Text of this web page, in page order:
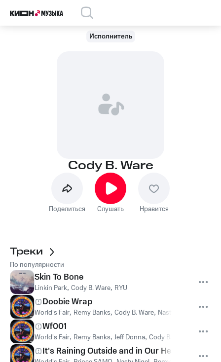
Исполнитель
Cody B. Ware
Поделиться Слушать Нравится
Треки
По популярности
Skin To Bone
Linkin Park, Cody B. Ware, RYU
Doobie Wrap
World's Fair, Remy Banks, Cody B. Ware, Nasty Nigel
Wf001
World's Fair, Remy Banks, Jeff Donna, Cody B. Ware
It's Raining Outside and in Our Hearts